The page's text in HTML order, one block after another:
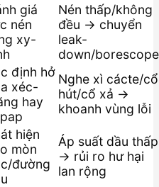
giá
nén
xy-
Nén thấp/không
đều → chuyển
leak-
down/borescope
định hở
xéc-
hay
Nghe xì cácte/cổ
hút/cổ xả →
khoanh vùng lỗi
hiện
mòn
đường
Áp suất dầu thấp
→ rủi ro hư hại
lan rộng